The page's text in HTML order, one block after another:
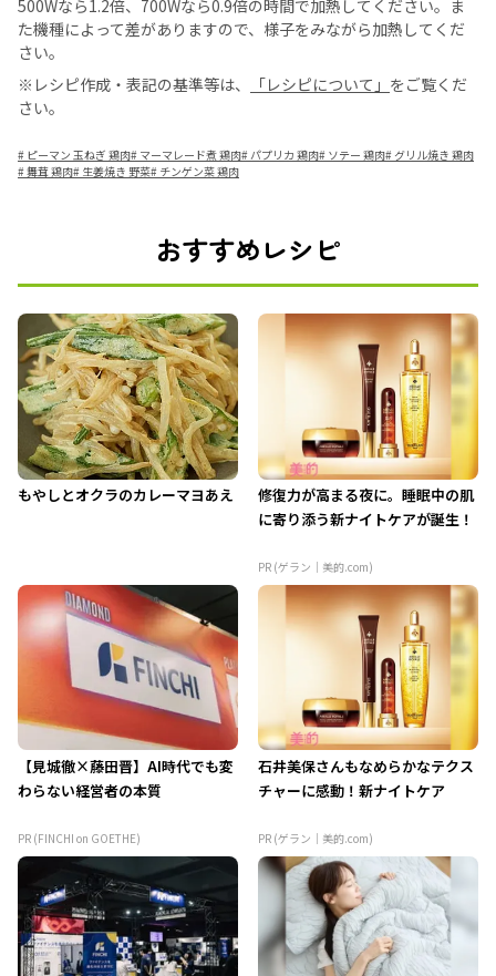
500Wなら1.2倍、700Wなら0.9倍の時間で加熱してください。ま
た機種によって差がありますので、様子をみながら加熱してくだ
さい。
※レシピ作成・表記の基準等は、
「レシピについて」 をご覧くだ
さい。
# ピーマン 玉ねぎ 鶏肉# マーマレード煮 鶏肉#パプリカ 鶏肉# ソテー 鶏肉# グリル焼き 鶏肉
#舞茸 鶏肉# 生姜焼き 野菜# チンゲン菜 鶏肉
おすすめレシピ
もやしとオクラのカレーマヨあえ
修復力が高まる夜に。睡眠中の肌
に寄り添う新ナイトケアが誕生！
PR (ゲラン｜美的.com)
【見城徹×藤田晋】AI時代でも変
わらない経営者の本質
PR (FINCHI on GOETHE)
石井美保さんもなめらかなテクス
チャーに感動！新ナイトケア
PR (ゲラン｜美的.com)